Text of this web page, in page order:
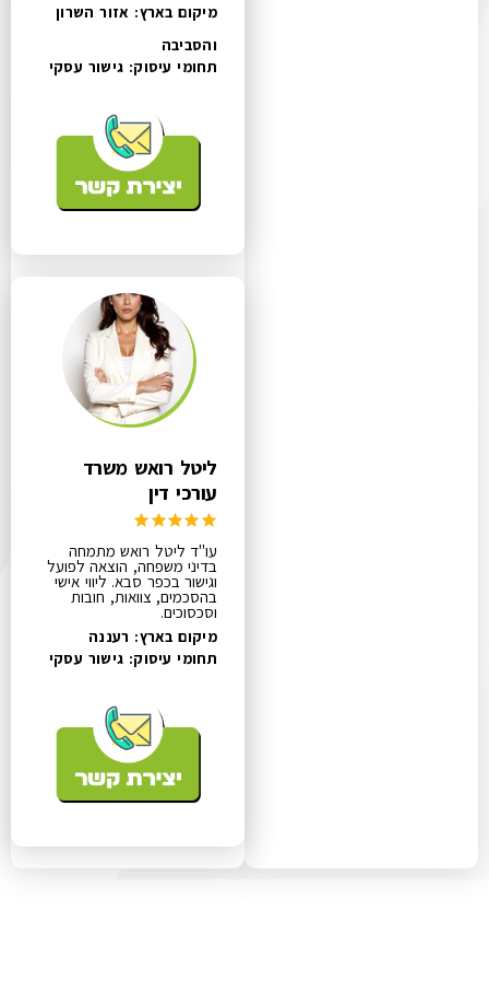
מיקום בארץ: אזור השרון
והסביבה
תחומי עיסוק: גישור עסקי
ליטל רואש משרד
עורכי דין
עו"ד ליטל רואש מתמחה
בדיני משפחה, הוצאה לפועל
וגישור בכפר סבא. ליווי אישי
בהסכמים, צוואות, חובות
וסכסוכים.
מיקום בארץ: רעננה
תחומי עיסוק: גישור עסקי